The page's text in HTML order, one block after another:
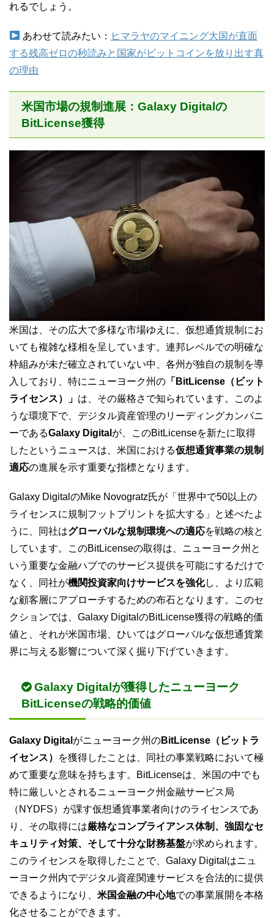
れるでしょう。
あわせて読みたい： ヒマラヤのマイニング大国が直面
する残高ゼロの秒読みと国家がビットコインを放り出す真
の理由
米国市場の規制進展：Galaxy Digitalの
BitLicense獲得
米国は、その広大で多様な市場ゆえに、仮想通貨規制にお
いても複雑な様相を呈しています。連邦レベルでの明確な
枠組みが未だ確立されていない中、各州が独自の規制を導
入しており、特にニューヨーク州の 「BitLicense（ビット
ライセンス）」 は、その厳格さで知られています。このよ
うな環境下で、デジタル資産管理のリーディングカンパニ
ーであるGalaxy Digital が、このBitLicenseを新たに取得
したというニュースは、米国における仮想通貨事業の規制
適応の進展を示す重要な指標となります。
Galaxy DigitalのMike Novogratz氏が「世界中で50以上の
ライセンスに規制フットプリントを拡大する」と述べたよ
うに、同社はグローバルな規制環境への適応を戦略の核と
しています。このBitLicenseの取得は、ニューヨーク州と
いう重要な金融ハブでのサービス提供を可能にするだけで
なく、同社が機関投資家向けサービスを強化し、より広範
な顧客層にアプローチするための布石となります。このセ
クションでは、Galaxy DigitalのBitLicense獲得の戦略的価
値と、それが米国市場、ひいてはグローバルな仮想通貨業
界に与える影響について深く掘り下げていきます。
Galaxy Digitalが獲得したニューヨーク
BitLicenseの戦略的価値
Galaxy Digital がニューヨーク州のBitLicense（ビットラ
イセンス）
を獲得したことは、同社の事業戦略において極
めて重要な意味を持ちます。BitLicenseは、米国の中でも
特に厳しいとされるニューヨーク州金融サービス局
（NYDFS）が課す仮想通貨事業者向けのライセンスであ
り、その取得には厳格なコンプライアンス体制、強固なセ
キュリティ対策、そして十分な財務基盤が求められます。
このライセンスを取得したことで、Galaxy Digitalはニュ
ーヨーク州内でデジタル資産関連サービスを合法的に提供
できるようになり、 米国金融の中心地での事業展開を本格
化させることができます。